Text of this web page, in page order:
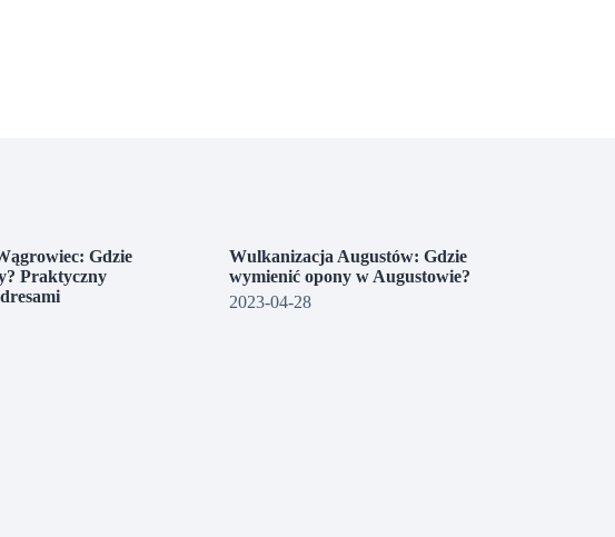
Gdzie
Praktyczny
Wulkanizacja Augustów: Gdzie
wymienić opony w Augustowie?
2023-04-28